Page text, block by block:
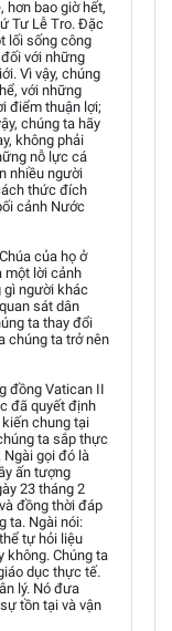
hơn bao giờ hết,
Tư Lễ Tro. Đặc
lối sống công
với những
Vì vậy, chúng
với những
điểm thuận lợi;
chúng ta hãy
không phải
nỗ lực cá
nhiều người
thức đích
cảnh Nước
của họ ở
một lời cảnh
gì người khác
sát dân
ta thay đổi
chúng ta trở nên
đồng Vatican II
đã quyết định
chung tại
ta sắp thực
gọi đó là
ấn tượng
23 tháng 2
đồng thời đáp
ta. Ngài nói:
tự hỏi liệu
không. Chúng ta
dục thực tế.
lý. Nó đưa
tồn tại và vận